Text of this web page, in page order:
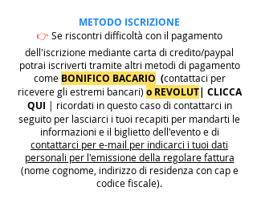
METODO ISCRIZIONE
👉 Se riscontri difficoltà con il pagamento
dell'iscrizione mediante carta di credito/paypal
potrai iscriverti tramite altri metodi di pagamento
come BONIFICO BACARIO (contattaci per
ricevere gli estremi bancari) o REVOLUT| CLICCA
QUI | ricordati in questo caso di contattarci in
seguito per lasciarci i tuoi recapiti per mandarti le
informazioni e il biglietto dell'evento e di
contattarci per e-mail per indicarci i tuoi dati
personali per l'emissione della regolare fattura
(nome cognome, indirizzo di residenza con cap e
codice fiscale).